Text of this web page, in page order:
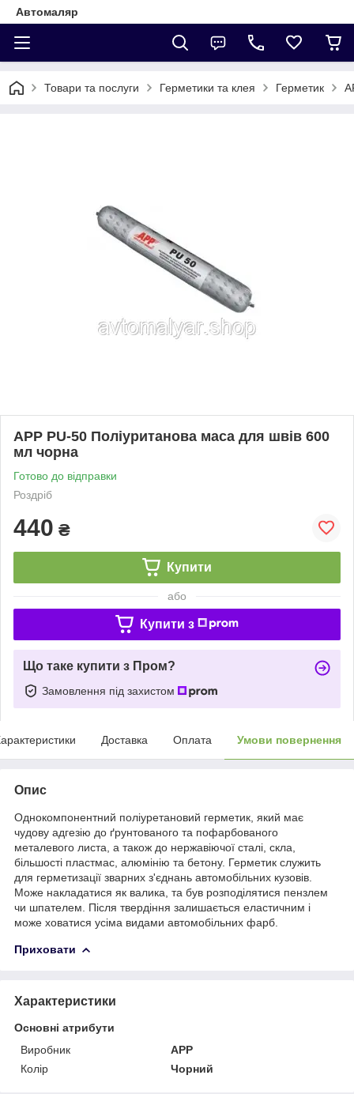
Автомаляр
Товари та послуги Герметики та клея Герметик
APP PU-50 Поліуританова маса для швів 600
мл чорна
Готово до відправки
Роздріб
440 ₴
Купити
або
Купити з
Що таке купити з Пром?
Замовлення під захистом
Доставка Оплата Умови повернення
Опис
Однокомпонентний поліуретановий герметик, який має
чудову адгезію до ґрунтованого та пофарбованого
металевого листа, а також до нержавіючої сталі, скла,
більшості пластмас, алюмінію та бетону. Герметик служить
для герметизації зварних з'єднань автомобільних кузовів.
Може накладатися як валика, та був розподілятися пензлем
чи шпателем. Після твердіння залишається еластичним і
може ховатися усіма видами автомобільних фарб.
Приховати
Характеристики
Основні атрибути
Виробник
APP
Колір
Чорний